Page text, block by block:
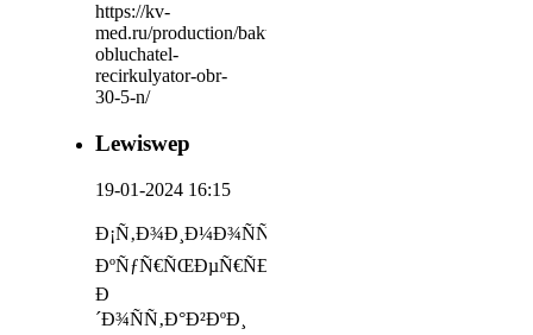
https://kv-
med.ru/production/baktericidnyj-
obluchatel-
recirkulyator-obr-
30-5-n/
Lewiswep
19-01-2024 16:15
Ð¡Ñ‚Ð¾Ð¸Ð¼Ð¾ÑÑ‚ÑŒ
ÐºÑƒÑ€ÑŒÐµÑ€ÑÐºÐ¾Ð¹
Ð
´Ð¾ÑÑ‚Ð°Ð²ÐºÐ¸